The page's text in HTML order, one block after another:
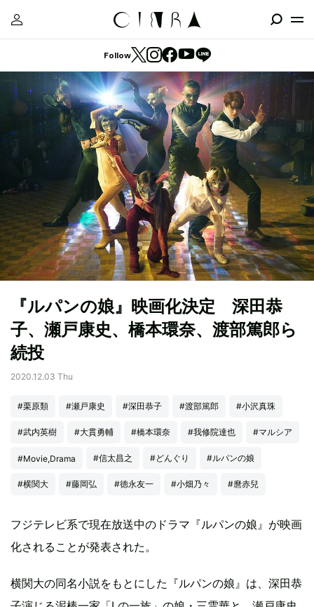
Follow
『ルパンの娘』映画化決定 深田恭
子、瀬戸康史、橋本環奈、渡部篤郎ら
続投
2020.12.03 Thu
#栗原類 #瀬戸康史 #深田恭子 #渡部篤郎 #小沢真珠
#武内英樹 #大貫勇輔 #橋本環奈 #我修院達也 #マルシア
#Movie,Drama #信太昌之 #どんぐり #ルパンの娘
#横関大 #藤岡弘 #徳永友⼀ #⼩畑乃々 #麿⾚兒
フジテレビ系で現在放送中のドラマ『ルパンの娘』が映画
化されることが発表された。
横関大の同名小説をもとにした『ルパンの娘』は、深田恭